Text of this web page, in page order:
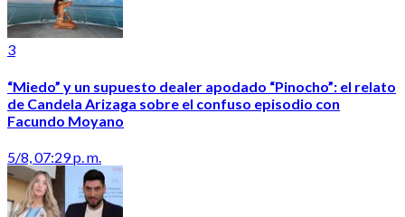
3
“Miedo” y un supuesto dealer apodado “Pinocho”: el relato
de Candela Arizaga sobre el confuso episodio con
Facundo Moyano
5/8, 07:29 p. m.